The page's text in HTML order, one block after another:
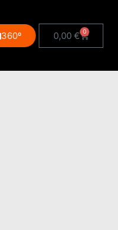
360º 0,00 € 0